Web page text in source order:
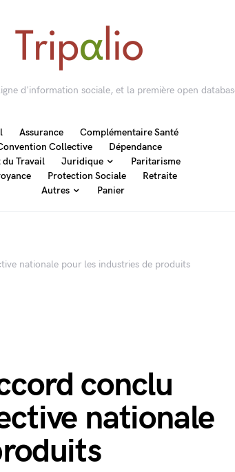
d'information sociale, et la première open
Assurance
Complémentaire Santé
Collective
Dépendance
Travail
Juridique
Paritarisme
Protection Sociale
Retraite
Autres
Panier
nationale pour les industries de produits
conclu
nationale